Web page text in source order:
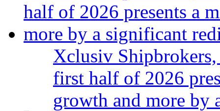
Xclusiv
first half of 2026
growth and more